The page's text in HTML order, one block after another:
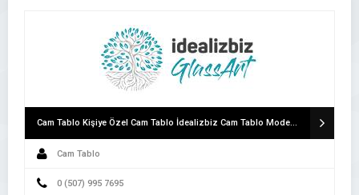
Cam Tablo Kişiye Özel Cam Tablo İdealizbiz Cam Tablo Modelleri
Cam Tablo
0 (507) 995 7695